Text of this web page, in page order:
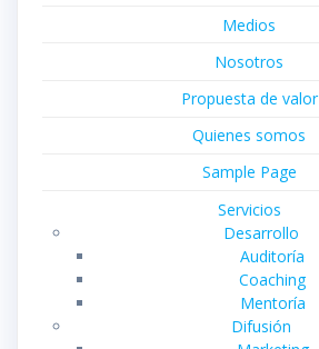
Medios
Nosotros
Propuesta de valor
Quienes somos
Sample Page
Servicios
Desarrollo
Auditoría
Coaching
Mentoría
Difusión